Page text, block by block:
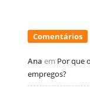
Comentários
Ana em Por que
empregos?